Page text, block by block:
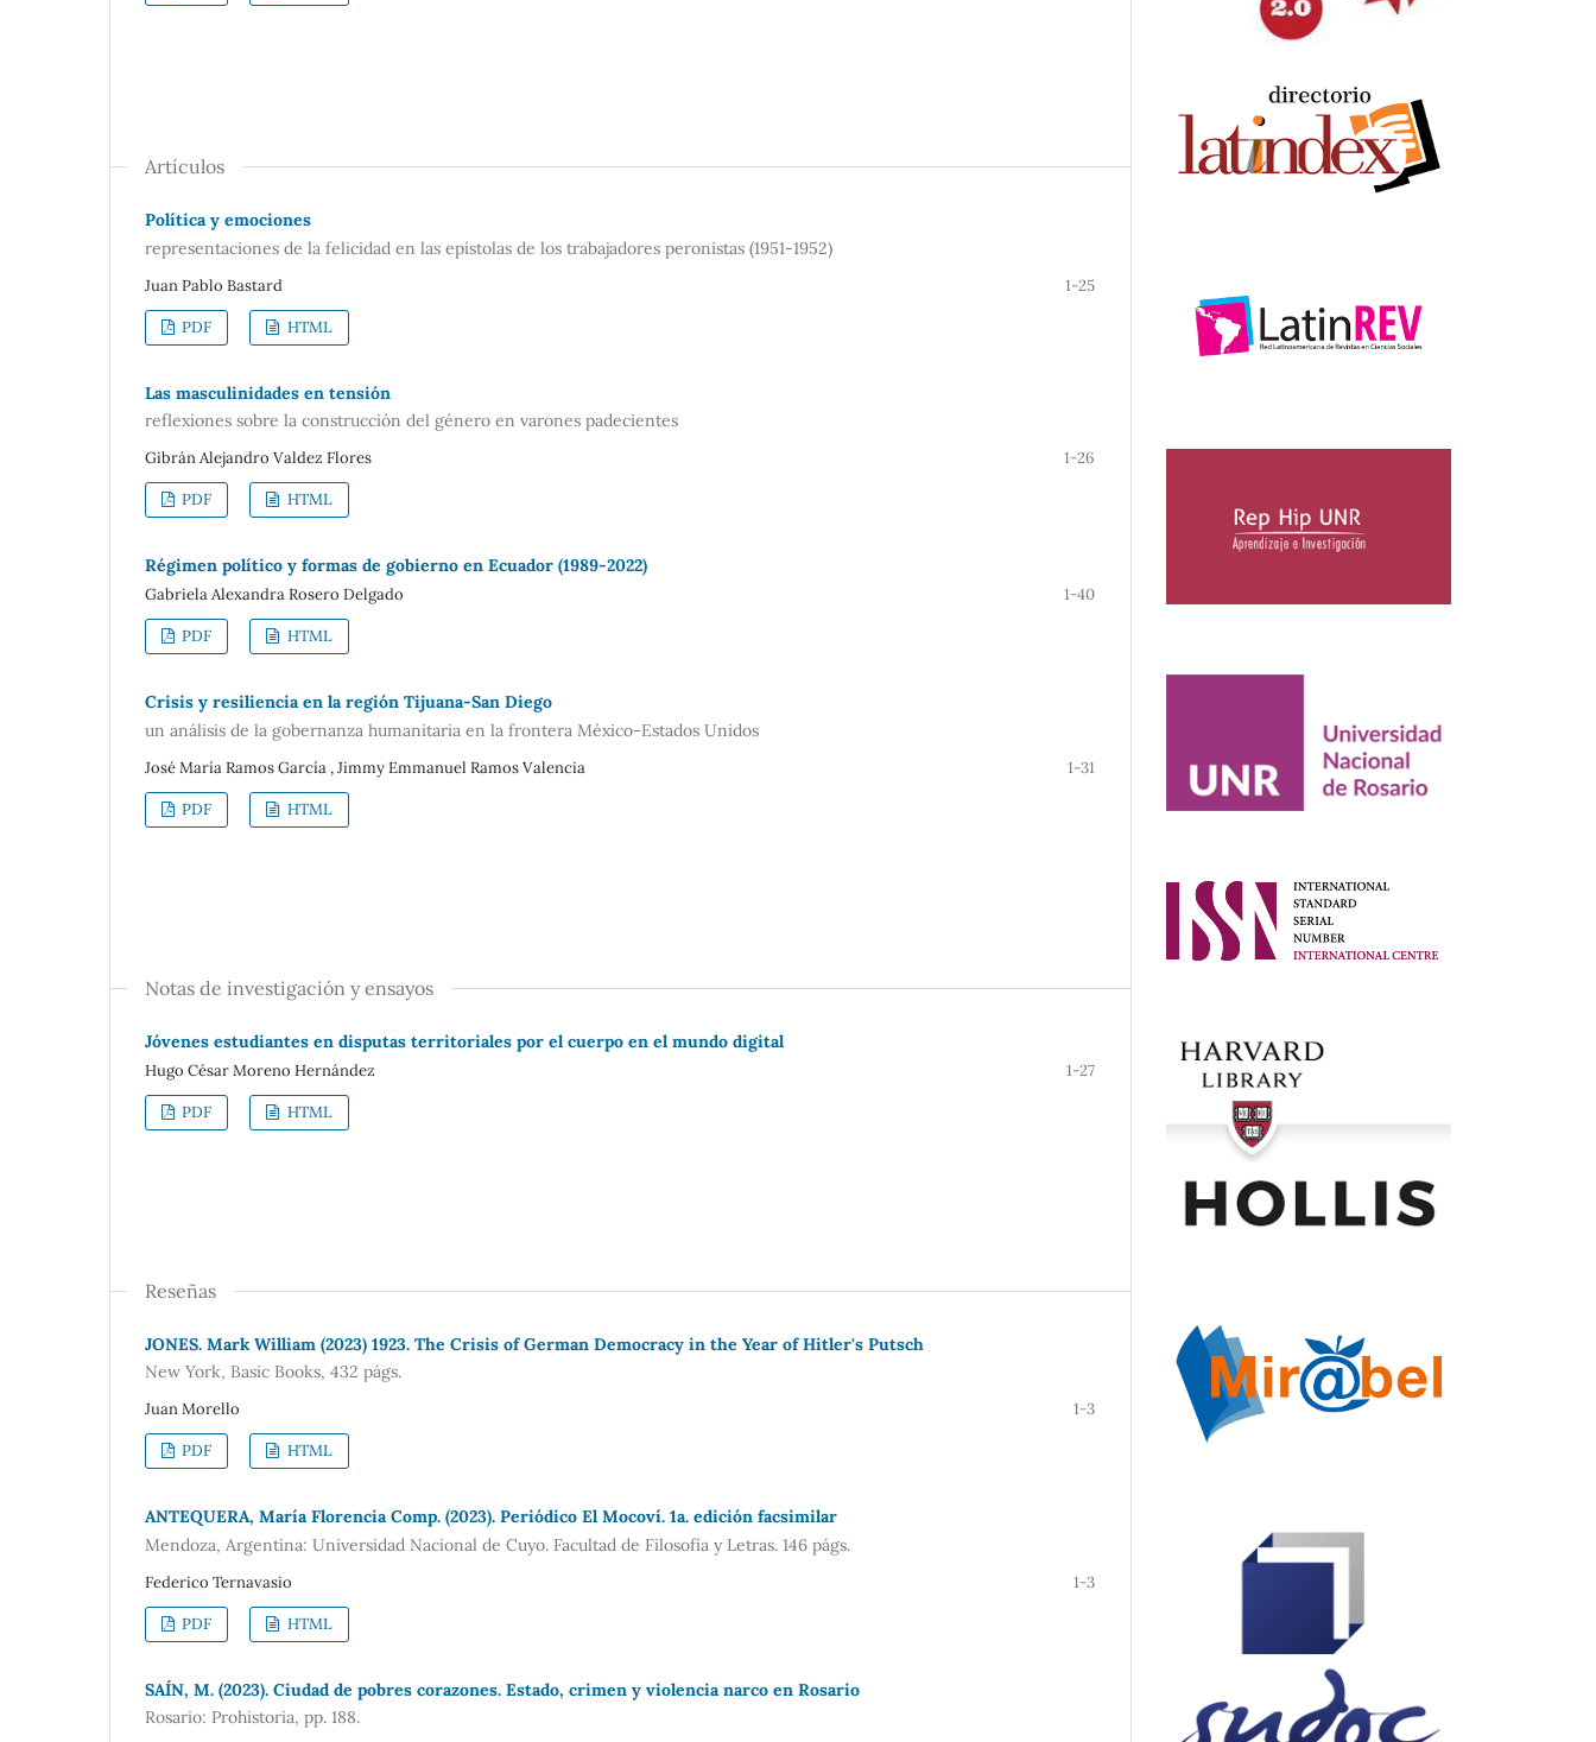
Artículos
Política y emociones
representaciones de la felicidad en las epístolas de los trabajadores peronistas (1951-1952)
Juan Pablo Bastard 1-25
PDF HTML
Las masculinidades en tensión
reflexiones sobre la construcción del género en varones padecientes
Gibrán Alejandro Valdez Flores 1-26
PDF HTML
Régimen político y formas de gobierno en Ecuador (1989-2022)
Gabriela Alexandra Rosero Delgado 1-40
PDF HTML
Crisis y resiliencia en la región Tijuana-San Diego
un análisis de la gobernanza humanitaria en la frontera México-Estados Unidos
José María Ramos García , Jimmy Emmanuel Ramos Valencia 1-31
PDF HTML
Notas de investigación y ensayos
Jóvenes estudiantes en disputas territoriales por el cuerpo en el mundo digital
Hugo César Moreno Hernández 1-27
PDF HTML
Reseñas
JONES. Mark William (2023) 1923. The Crisis of German Democracy in the Year of Hitler's Putsch
New York, Basic Books, 432 págs.
Juan Morello 1-3
PDF HTML
ANTEQUERA, María Florencia Comp. (2023). Periódico El Mocoví. 1a. edición facsimilar
Mendoza, Argentina: Universidad Nacional de Cuyo. Facultad de Filosofía y Letras. 146 págs.
Federico Ternavasio 1-3
PDF HTML
SAÍN, M. (2023). Ciudad de pobres corazones. Estado, crimen y violencia narco en Rosario
Rosario: Prohistoria, pp. 188.